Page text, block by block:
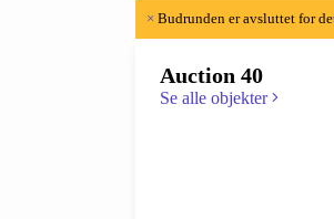
× Budrunden er avsluttet for
Auction 40
Se alle objekter